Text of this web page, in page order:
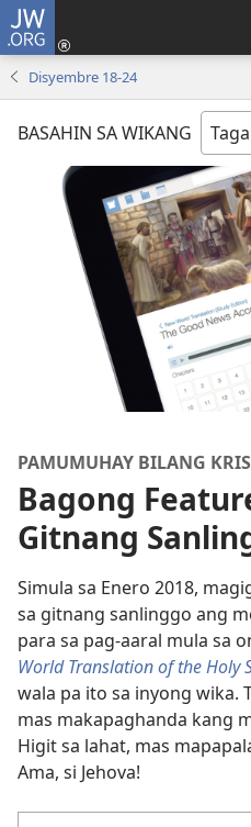
JW.ORG
Disyembre 18-24
BASAHIN SA WIKANG
PAMUMUHAY BILANG
Bagong
Gitnang
Simula sa Enero 2018,
sa gitnang sanlinggo ang
para sa pag-aaral mula sa
World Translation of the Holy
wala pa ito sa inyong wika.
mas makapaghanda kang
Higit sa lahat, mas
Ama, si Jehova!